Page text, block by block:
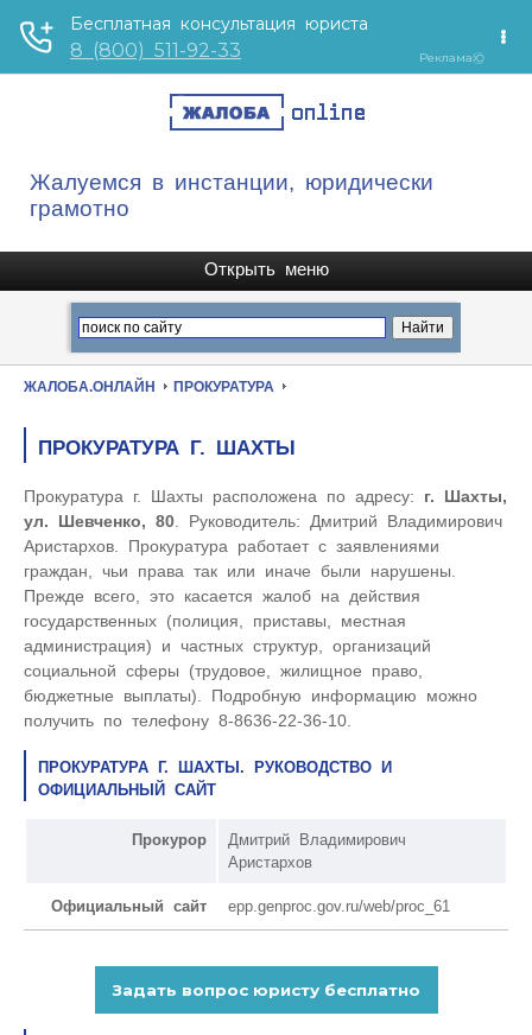
Жалуемся в инстанции, юридически
грамотно
ЖАЛОБА.ОНЛАЙН ПРОКУРАТУРА
ПРОКУРАТУРА Г. ШАХТЫ
Прокуратура г. Шахты расположена по адресу: г. Шахты,
ул. Шевченко, 80 . Руководитель: Дмитрий Владимирович
Аристархов. Прокуратура работает с заявлениями
граждан, чьи права так или иначе были нарушены.
Прежде всего, это касается жалоб на действия
государственных (полиция, приставы, местная
администрация) и частных структур, организаций
социальной сферы (трудовое, жилищное право,
бюджетные выплаты). Подробную информацию можно
получить по телефону 8-8636-22-36-10.
ПРОКУРАТУРА Г. ШАХТЫ. РУКОВОДСТВО И
ОФИЦИАЛЬНЫЙ САЙТ
Прокурор
Дмитрий Владимирович
Аристархов
Официальный сайт epp.genproc.gov.ru/web/proc_61